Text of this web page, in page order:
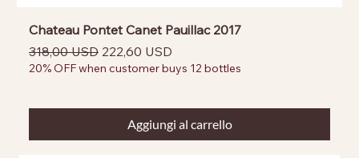
Chateau Pontet Canet Pauillac 2017
Prezzo regolare
318,00 USD Prezzo scontato
222,60 USD
20% OFF when customer buys 12 bottles
Aggiungi al carrello